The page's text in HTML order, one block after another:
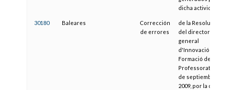
dicha actividad
30180 Baleares
Corrección
de errores
de la Resolución
del director
general
d'Innovació i
Formació del
Professorat, de
de septiembre de
2009, por la cual